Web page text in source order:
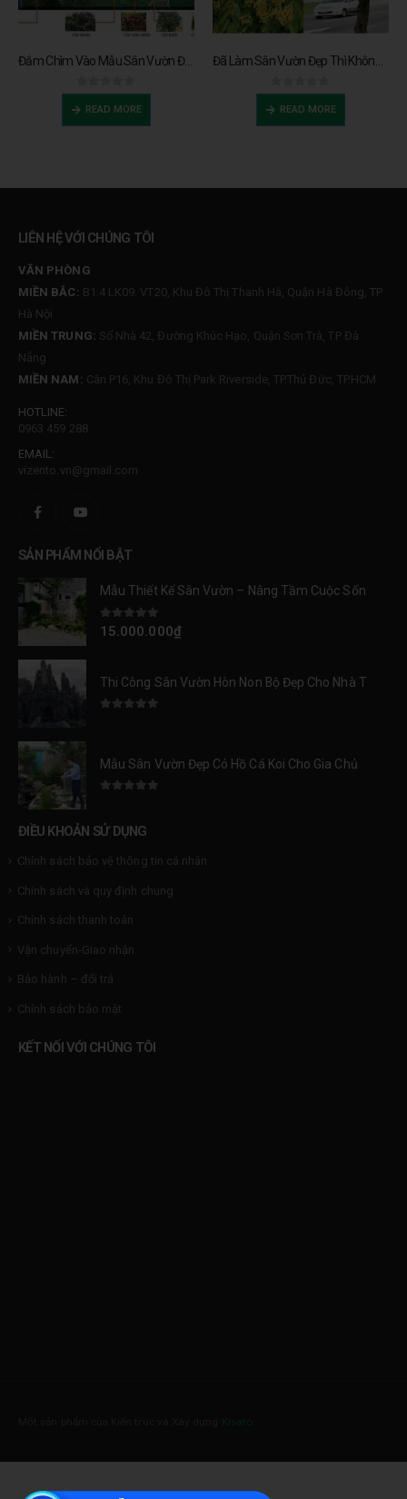
Đắm Chìm Vào Mẫu Sân Vườn Đẹp Cho Nhà Vườn Tại Nam Định
0trên 5
READ MORE
Đã Làm Sân Vườn Đẹp Thì Không Thể Không Có Cây Giáng Hương
0trên 5
READ MORE
LIÊN HỆ VỚI CHÚNG TÔI
VĂN PHÒNG
MIỀN BẮC: B1.4 LK09. VT20, Khu Đô Thị Thanh Hà, Quận Hà Đông, TP
Hà Nội
MIỀN TRUNG: Số Nhà 42, Đường Khúc Hạo, Quận Sơn Trà, TP Đà
Nẵng
MIỀN NAM: Căn P16, Khu Đô Thị Park Riverside, TP.Thủ Đức, TP.HCM
HOTLINE:
0963 459 288
EMAIL:
vizento.vn@gmail.com
SẢN PHẨM NỔI BẬT
0 trên 5
15.000.000₫
ĐIỀU KHOẢN SỬ DỤNG
Chính sách bảo vệ thông tin cá nhân
Chính sách và quy định chung
Chính sách thanh toán
Vận chuyển-Giao nhận
Bảo hành – đổi trả
Chính sách bảo mật
KẾT NỐI VỚI CHÚNG TÔI
Kisato